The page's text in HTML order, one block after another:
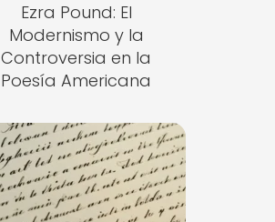
Ezra Pound: El
Modernismo y la
Controversia en la
Poesía Americana